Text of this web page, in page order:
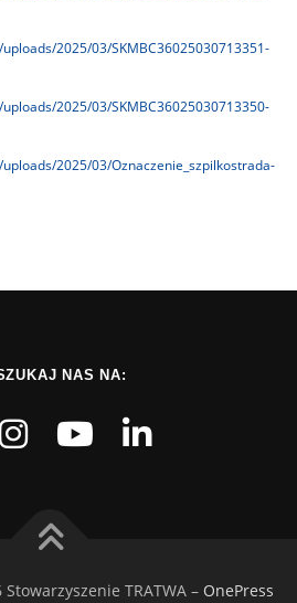
2025/03/SKMBC36025030713351-
2025/03/SKMBC36025030713350-
2025/03/Oznaczenie_szpilkostrada-
NAS NA:
TRATWA – OnePress